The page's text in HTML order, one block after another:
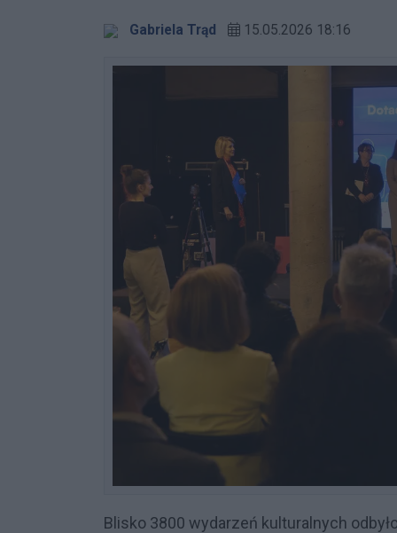
Gabriela Trąd 15.05.2026 18:16
Blisko 3800 wydarzeń kulturalnych